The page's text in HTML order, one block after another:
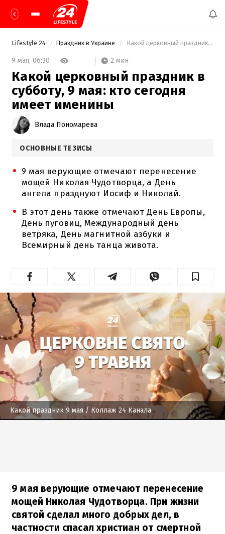
Lifestyle 24 Праздник в Украине Какой церковный праздник в субботу, 9 мая: кто сегодня имеет именины
9 мая, 06:30 2 мин
Какой церковный праздник в
субботу, 9 мая: кто сегодня
имеет именины
Влада Пономарева
ОСНОВНЫЕ ТЕЗИСЫ
9 мая верующие отмечают перенесение
мощей Николая Чудотворца, а День
ангела празднуют Иосиф и Николай.
В этот день также отмечают День Европы,
День пуговиц, Международный день
ветряка, День магнитной азбуки и
Всемирный день танца живота.
Какой праздник 9 мая / Коллаж 24 Канала
9 мая верующие отмечают перенесение
мощей Николая Чудотворца. При жизни
святой сделал много добрых дел, в
частности спасал христиан от смертной